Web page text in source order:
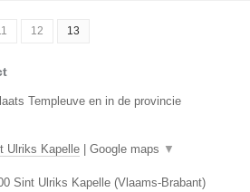
12 13
Templeuve en in de provincie
Ulriks Kapelle Google maps ▼
Sint Ulriks Kapelle (Vlaams-Brabant)